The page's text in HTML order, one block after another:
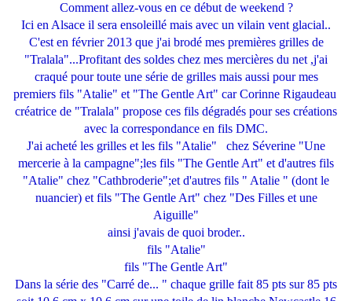
Comment allez-vous en ce début de weekend ?
Ici en Alsace il sera ensoleillé mais avec un vilain vent glacial..
C'est en février 2013 que j'ai brodé mes premières grilles de
"Tralala"...Profitant des soldes chez mes mercières du net ,j'ai
craqué pour toute une série de grilles mais aussi pour mes
premiers fils "Atalie" et "The Gentle Art" car Corinne Rigaudeau
créatrice de "Tralala" propose ces fils dégradés pour ses créations
avec la correspondance en fils DMC.
J'ai acheté les grilles et les fils "Atalie" chez Séverine "Une
mercerie à la campagne";les fils "The Gentle Art" et d'autres fils
"Atalie" chez "Cathbroderie";et d'autres fils " Atalie " (dont le
nuancier) et fils "The Gentle Art" chez "Des Filles et une
Aiguille"
ainsi j'avais de quoi broder..
fils "Atalie"
fils "The Gentle Art"
Dans la série des "Carré de... " chaque grille fait 85 pts sur 85 pts